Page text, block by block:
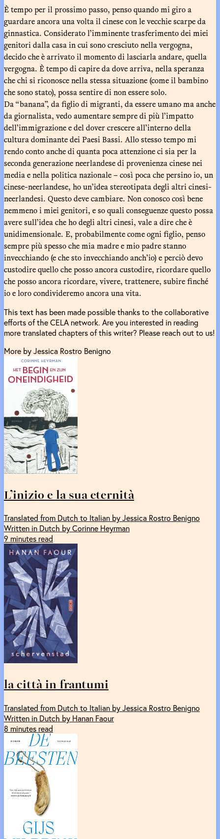
È tempo per il prossimo passo, penso quando mi giro a
guardare ancora una volta il cinese con le vecchie scarpe da
ginnastica. Considerato l’imminente trasferimento dei miei
genitori dalla casa in cui sono cresciuto nella vergogna,
decido che è arrivato il momento di lasciarla andare, quella
vergogna. È tempo di capire da dove arriva, nella speranza
che chi si riconosce nella stessa situazione (come il bambino
che sono stato), possa sentire di non essere solo.
Da “banana”, da figlio di migranti, da essere umano ma anche
da giornalista, vedo aumentare sempre di più l’impatto
dell’immigrazione e del dover crescere all’interno della
cultura dominante dei Paesi Bassi. Allo stesso tempo mi
rendo conto anche di quanta poca attenzione ci sia per la
seconda generazione neerlandese di provenienza cinese nei
media e nella politica nazionale – così poca che persino io, un
cinese-neerlandese, ho un’idea stereotipata degli altri cinesi-
neerlandesi. Questo deve cambiare. Non conosco così bene
nemmeno i miei genitori, e so quali conseguenze questo possa
avere sull’idea che ho degli altri cinesi, vale a dire che è
unidimensionale. E, probabilmente come ogni figlio, penso
sempre più spesso che mia madre e mio padre stanno
invecchiando (e che sto invecchiando anch’io) e perciò devo
custodire quello che posso ancora custodire, ricordare quello
che posso ancora ricordare, vivere, trattenere, subire finché
io e loro condivideremo ancora una vita.
This text has been made possible thanks to the collaborative
efforts of the CELA network. Are you interested in reading
more translated chapters of this writer? Please reach out to us!
More by Jessica Rostro Benigno
L’inizio e la sua eternità
Translated from Dutch to Italian by Jessica Rostro Benigno
Written in Dutch by Corinne Heyrman
9 minutes read
la città in frantumi
Translated from Dutch to Italian by Jessica Rostro Benigno
Written in Dutch by Hanan Faour
8 minutes read